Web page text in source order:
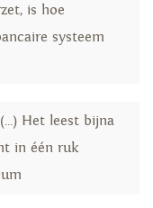
is hoe
systeem
Het leest bijna
in één ruk